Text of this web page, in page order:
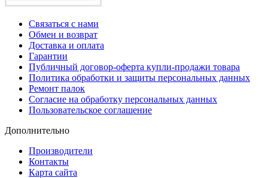
Связаться с нами
Обмен и возврат
Доставка и оплата
Гарантии
Публичный договор-оферта купли-продажи товара
Политика обработки и защиты персональных данных
Ремонт палок
Согласие на обработку персональных данных
Пользовательское соглашение
Дополнительно
Производители
Контакты
Карта сайта